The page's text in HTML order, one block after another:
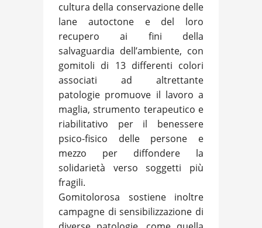
cultura della conservazione delle
lane autoctone e del loro
recupero ai fini della
salvaguardia dell’ambiente, con
gomitoli di 13 differenti colori
associati ad altrettante
patologie promuove il lavoro a
maglia, strumento terapeutico e
riabilitativo per il benessere
psico-fisico delle persone e
mezzo per diffondere la
solidarietà verso soggetti più
fragili.
Gomitolorosa sostiene inoltre
campagne di sensibilizzazione di